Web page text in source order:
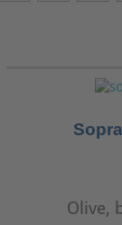
Olive,